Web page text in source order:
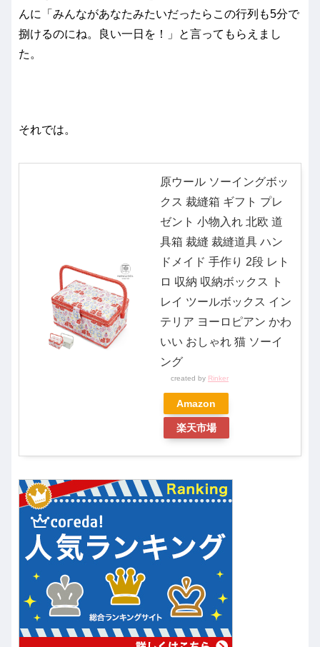
んに「みんながあなたみたいだったらこの行列も5分で
捌けるのにね。良い一日を！」と言ってもらえまし
た。
それでは。
原ウール ソーイングボッ
クス 裁縫箱 ギフト プレ
ゼント 小物入れ 北欧 道
具箱 裁縫 裁縫道具 ハン
ドメイド 手作り 2段 レト
ロ 収納 収納ボックス ト
レイ ツールボックス イン
テリア ヨーロピアン かわ
いい おしゃれ 猫 ソーイ
ング
created by Rinker
Amazon
楽天市場